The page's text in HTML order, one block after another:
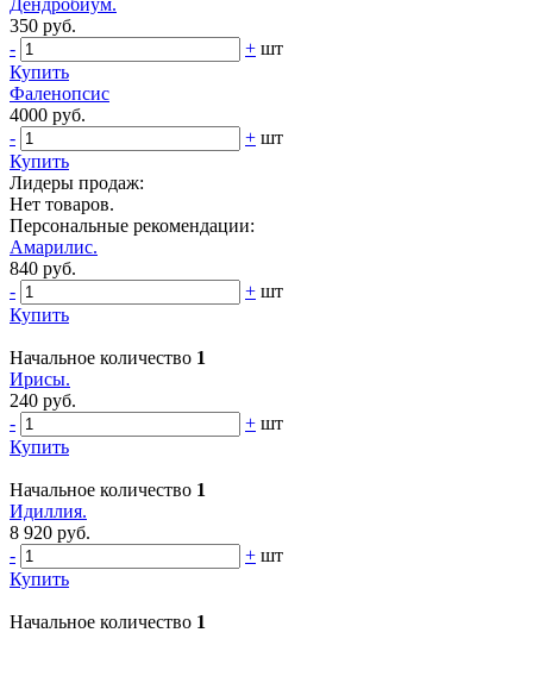
350 руб.
-
+ шт
Купить
Фаленопсис
4000 руб.
-
+ шт
Купить
Лидеры продаж:
Нет товаров.
Персональные рекомендации:
Амарилис.
840 руб.
-
+ шт
Купить
Начальное количество 1
Ирисы.
240 руб.
-
+ шт
Купить
Начальное количество 1
Идиллия.
8 920 руб.
-
+ шт
Купить
Начальное количество 1